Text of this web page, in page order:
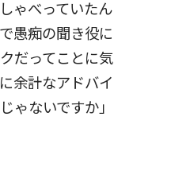
ゃべっていたん
愚痴の聞き役に
だってことに気
余計なアドバイ
ゃないですか」